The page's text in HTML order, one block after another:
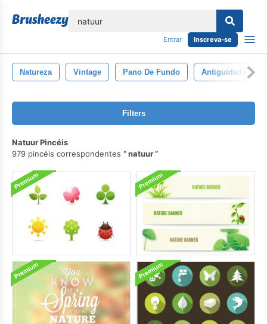
Entrar Inscreva-se
Natureza Vintage Pano De Fundo Antiguidade
Filters
Natuur Pincéis
979 pincéis correspondentes
natuur